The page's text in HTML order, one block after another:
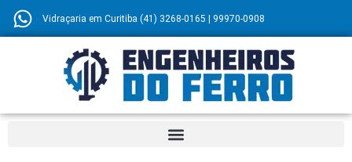
Vidraçaria em Curitiba (41) 3268-0165 | 99970-0908